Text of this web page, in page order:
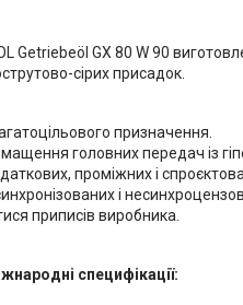
Getriebeöl GX 80 W 90
сірих присадок.
призначення.
головних передач із
проміжних і
і
приписів виробника.
специфікації: